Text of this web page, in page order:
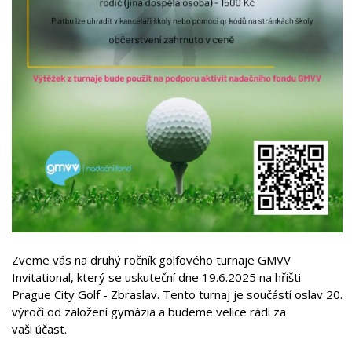
Zveme vás na druhý ročník golfového turnaje GMVV
Invitational, který se uskuteční dne 19.6.2025 na hřišti
Prague City Golf - Zbraslav. Tento turnaj je součástí oslav 20.
výročí od založení gymázia a budeme velice rádi za
vaši účast.